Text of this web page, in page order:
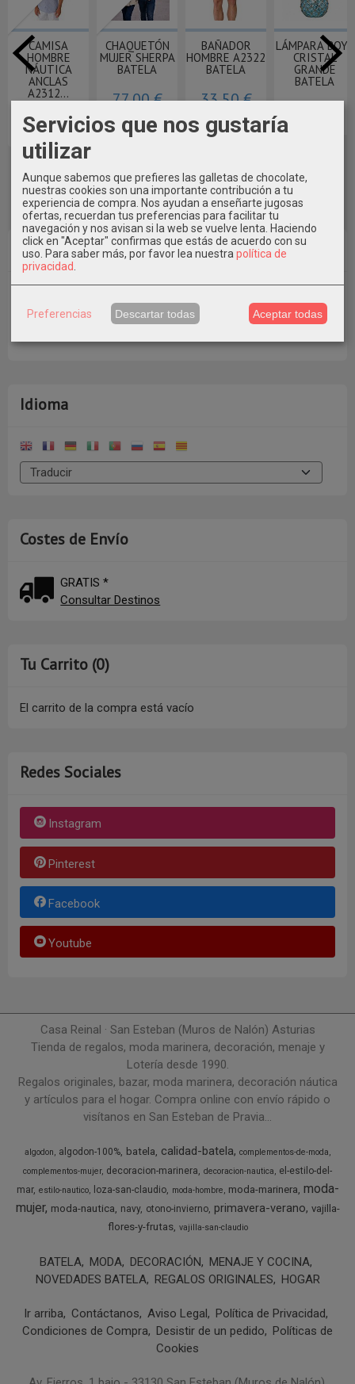
Marcas
Idioma
Costes de Envío
GRATIS *
Consultar Destinos
Tu Carrito (0)
El carrito de la compra está vacío
Redes Sociales
Instagram
Pinterest
Facebook
Youtube
CAMISA
HOMBRE
NÁUTICA
ANCLAS
A2312...
46,50 €
CHAQUETÓN
MUJER SHERPA
BATELA
77,00 €
BAÑADOR
HOMBRE A2322
BATELA
33,50 €
LÁMPARA BOYA
CRISTAL
GRANDE
BATELA
Casa Reinal · San Esteban (Muros de Nalón) Asturias
Tienda de regalos, moda marinera, decoración, menaje y
Lotería desde 1990.
Regalos originales, bazar, moda marinera, decoración náutica
y artículos para el hogar. Compra online con envío rápido o
visítanos en San Esteban de Pravia...
algodon algodon-100% batela calidad-batela
complementos-de-moda
complementos-mujer decoracion-marinera decoracion-nautica
el-estilo-del-
mar estilo-nautico loza-san-claudio moda-hombre moda-marinera moda-
mujer moda-nautica navy otono-invierno primavera-verano vajilla-
flores-y-frutas vajilla-san-claudio
BATELA MODA DECORACIÓN
MENAJE Y COCINA
NOVEDADES BATELA REGALOS ORIGINALES HOGAR
Ir arriba Contáctanos Aviso Legal
Política de Privacidad
Condiciones de Compra
Desistir de un pedido
Políticas de
Cookies
Servicios que nos gustaría
utilizar
Aunque sabemos que prefieres las galletas de chocolate,
nuestras cookies son una importante contribución a tu
experiencia de compra. Nos ayudan a enseñarte jugosas
ofertas, recuerdan tus preferencias para facilitar tu
navegación y nos avisan si la web se vuelve lenta. Haciendo
click en "Aceptar" confirmas que estás de acuerdo con su
uso. Para saber más, por favor lea nuestra política de
privacidad
Preferencias Descartar todas Aceptar todas